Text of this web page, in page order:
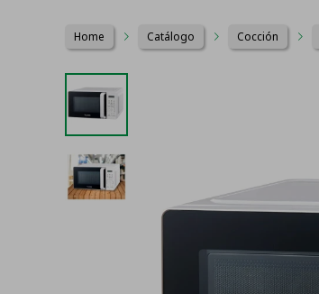
Home Catálogo Cocción